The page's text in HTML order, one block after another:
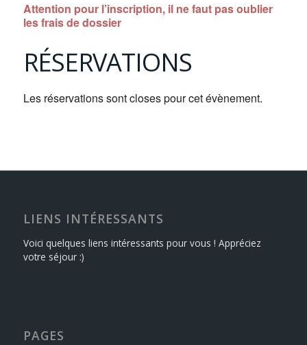
Attention pour l’inscription, il ne faut pas oublier
les frais de dossier
RÉSERVATIONS
Les réservations sont closes pour cet évènement.
LIENS INTÉRESSANTS
Voici quelques liens intéressants pour vous ! Appréciez
votre séjour :)
PAGES